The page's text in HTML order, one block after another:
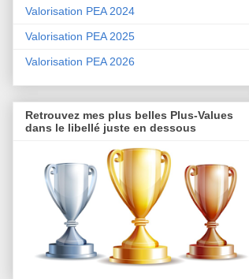
Valorisation PEA 2024
Valorisation PEA 2025
Valorisation PEA 2026
Retrouvez mes plus belles Plus-Values
dans le libellé juste en dessous